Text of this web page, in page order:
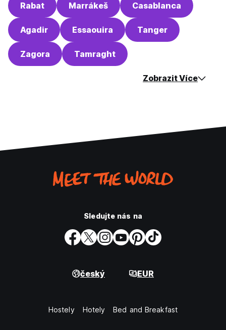
Rabat Marrákeš Casablanca
Agadir Essaouira Tanger
Zagora Tamraght
Zobrazit Více
Sledujte nás na
český EUR
Hostely Hotely Bed and Breakfast